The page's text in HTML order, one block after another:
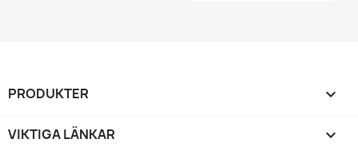
PRODUKTER 
VIKTIGA LÄNKAR 